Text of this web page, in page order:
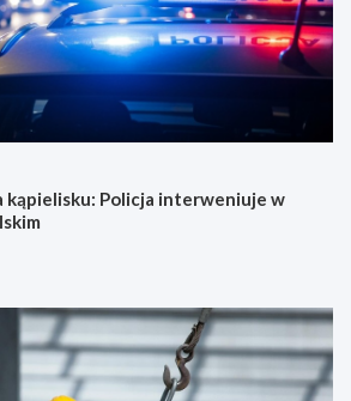
kąpielisku: Policja interweniuje w